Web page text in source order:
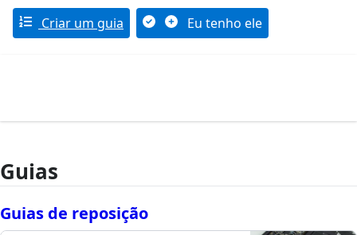
Criar um guia Eu tenho ele
Guias
Guias de reposição